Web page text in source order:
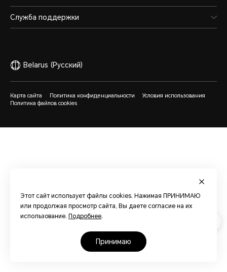
Служба поддержки
Belarus (Русский)
Карта сайта Политика конфиденциальности
Условия использования
Политика файлов cookies
Этот сайт использует файлы cookies. Нажимая ПРИНИМАЮ
или продолжая просмотр сайта, Вы даете согласие на их
использование. Подробнее.
принимаю